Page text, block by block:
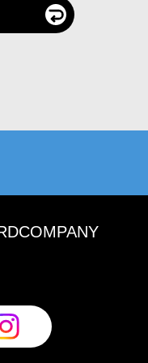
COMPANY